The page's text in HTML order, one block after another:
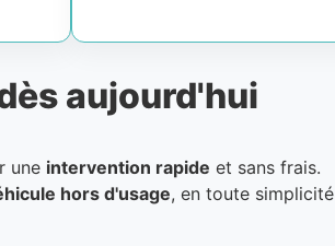
aujourd'hui
une intervention rapide et sans frais.
hors d'usage, en toute simplicité